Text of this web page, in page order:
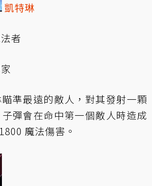
凱特琳
者
準最遠的敵人，對其發射一顆
彈會在命中第一個敵人時造成
魔法傷害。